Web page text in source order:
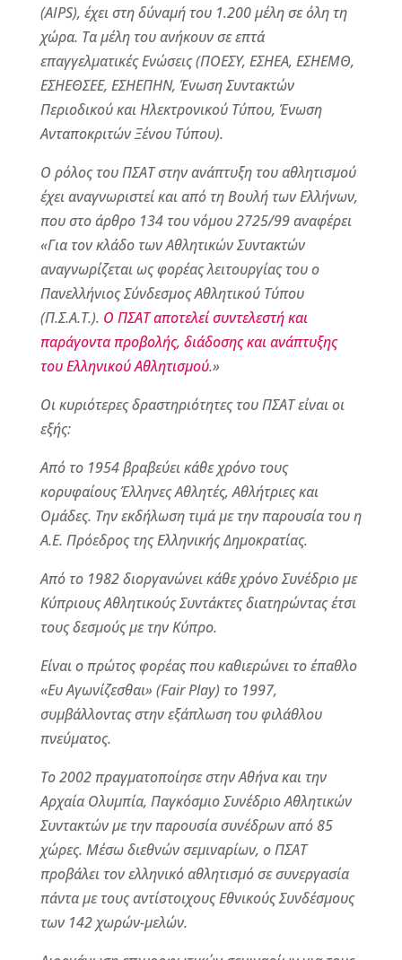
(AIPS), έχει στη δύναμή του 1.200 μέλη σε όλη τη
χώρα. Τα μέλη του ανήκουν σε επτά
επαγγελματικές Ενώσεις (ΠΟΕΣΥ, ΕΣΗΕΑ, ΕΣΗΕΜΘ,
ΕΣΗΕΘΣΕΕ, ΕΣΗΕΠΗΝ, Ένωση Συντακτών
Περιοδικού και Ηλεκτρονικού Τύπου, Ένωση
Ανταποκριτών Ξένου Τύπου).
Ο ρόλος του ΠΣΑΤ στην ανάπτυξη του αθλητισμού
έχει αναγνωριστεί και από τη Βουλή των Ελλήνων,
που στο άρθρο 134 του νόμου 2725/99 αναφέρει
«Για τον κλάδο των Αθλητικών Συντακτών
αναγνωρίζεται ως φορέας λειτουργίας του ο
Πανελλήνιος Σύνδεσμος Αθλητικού Τύπου
(Π.Σ.Α.Τ.). Ο ΠΣΑΤ αποτελεί συντελεστή και
παράγοντα προβολής, διάδοσης και ανάπτυξης
του Ελληνικού Αθλητισμού.»
Οι κυριότερες δραστηριότητες του ΠΣΑΤ είναι οι
εξής:
Από το 1954 βραβεύει κάθε χρόνο τους
κορυφαίους Έλληνες Αθλητές, Αθλήτριες και
Ομάδες. Την εκδήλωση τιμά με την παρουσία του η
Α.Ε. Πρόεδρος της Ελληνικής Δημοκρατίας.
Από το 1982 διοργανώνει κάθε χρόνο Συνέδριο με
Κύπριους Αθλητικούς Συντάκτες διατηρώντας έτσι
τους δεσμούς με την Κύπρο.
Είναι ο πρώτος φορέας που καθιερώνει το έπαθλο
«Ευ Αγωνίζεσθαι» (Fair Play) το 1997,
συμβάλλοντας στην εξάπλωση του φιλάθλου
πνεύματος.
Το 2002 πραγματοποίησε στην Αθήνα και την
Αρχαία Ολυμπία, Παγκόσμιο Συνέδριο Αθλητικών
Συντακτών με την παρουσία συνέδρων από 85
χώρες. Μέσω διεθνών σεμιναρίων, ο ΠΣΑΤ
προβάλει τον ελληνικό αθλητισμό σε συνεργασία
πάντα με τους αντίστοιχους Εθνικούς Συνδέσμους
των 142 χωρών-μελών.